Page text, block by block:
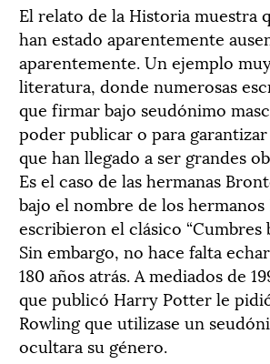
El relato de la Historia muestra
han estado aparentemente
aparentemente. Un ejemplo
literatura, donde numerosas
que firmar bajo seudónimo
poder publicar o para
que han llegado a ser grandes
Es el caso de las hermanas
bajo el nombre de los hermanos
escribieron el clásico “Cumbres
Sin embargo, no hace falta
180 años atrás. A mediados de
que publicó Harry Potter le
Rowling que utilizase un
ocultara su género.